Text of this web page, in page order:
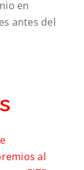
en
antes del
al